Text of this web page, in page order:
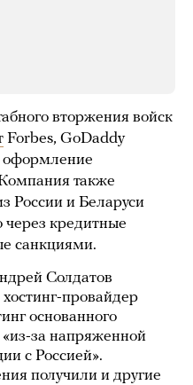
вторжения войск
Forbes, GoDaddy
оформление
также
России и Беларуси
через кредитные
санкциями.
Солдатов
провайдер
основанного
«из-за напряженной
с Россией».
получили и другие